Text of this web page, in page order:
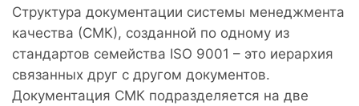
Структура документации системы менеджмента
качества (СМК), созданной по одному из
стандартов семейства ISO 9001 – это иерархия
связанных друг с другом документов.
Документация СМК подразделяется на две